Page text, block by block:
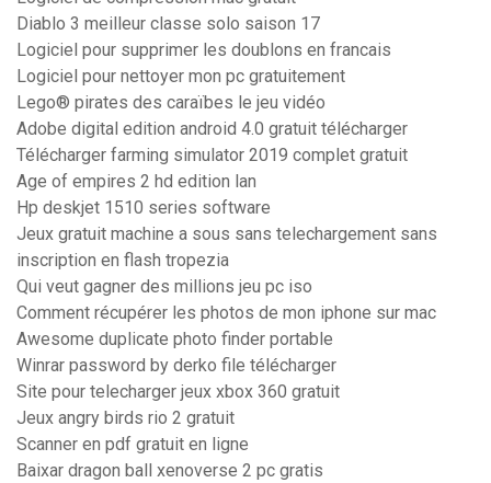
Diablo 3 meilleur classe solo saison 17
Logiciel pour supprimer les doublons en francais
Logiciel pour nettoyer mon pc gratuitement
Lego® pirates des caraïbes le jeu vidéo
Adobe digital edition android 4.0 gratuit télécharger
Télécharger farming simulator 2019 complet gratuit
Age of empires 2 hd edition lan
Hp deskjet 1510 series software
Jeux gratuit machine a sous sans telechargement sans
inscription en flash tropezia
Qui veut gagner des millions jeu pc iso
Comment récupérer les photos de mon iphone sur mac
Awesome duplicate photo finder portable
Winrar password by derko file télécharger
Site pour telecharger jeux xbox 360 gratuit
Jeux angry birds rio 2 gratuit
Scanner en pdf gratuit en ligne
Baixar dragon ball xenoverse 2 pc gratis